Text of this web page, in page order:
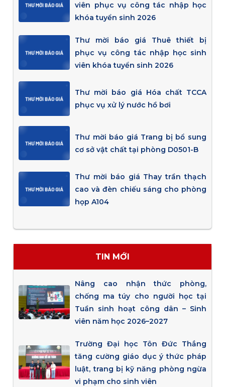
viên phục vụ công tác nhập học
khóa tuyển sinh 2026
Thư mời báo giá Thuê thiết bị
phục vụ công tác nhập học sinh
viên khóa tuyển sinh 2026
Thư mời báo giá Hóa chất TCCA
phục vụ xử lý nước hồ bơi
Thư mời báo giá Trang bị bổ sung
cơ sở vật chất tại phòng D0501-B
Thư mời báo giá Thay trần thạch
cao và đèn chiếu sáng cho phòng
họp A104
TIN MỚI
Nâng cao nhận thức phòng,
chống ma túy cho người học tại
Tuần sinh hoạt công dân – Sinh
viên năm học 2026–2027
Trường Đại học Tôn Đức Thắng
tăng cường giáo dục ý thức pháp
luật, trang bị kỹ năng phòng ngừa
vi phạm cho sinh viên